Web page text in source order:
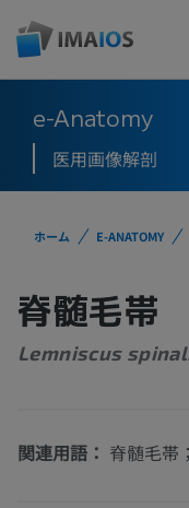
e-Anatomy
医用画像解剖
ホーム E-ANATOMY
脊髄毛帯
Lemniscus
関連用語： 脊髄毛帯